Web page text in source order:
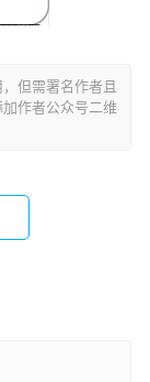
但需署名作者且
作者公众号二维